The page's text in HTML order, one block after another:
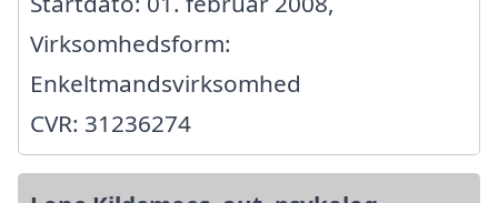
Virksomhedsform:
Enkeltmandsvirksomhed
CVR: 31236274